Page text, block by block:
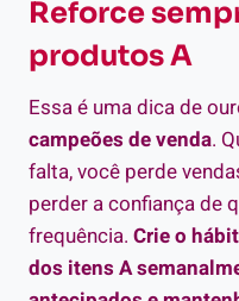
Reforce
produtos A
Essa é uma dica de
campeões de venda.
falta, você perde
perder a confiança de
frequência. Crie o
dos itens A